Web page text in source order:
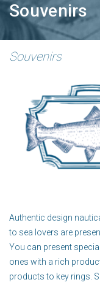
Souvenirs
Souvenirs
Authentic design
to sea lovers are
You can present
ones with a rich
products to key rings.